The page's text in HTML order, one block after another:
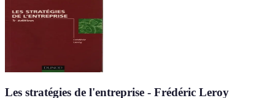
Les stratégies de l'entreprise - Frédéric Leroy